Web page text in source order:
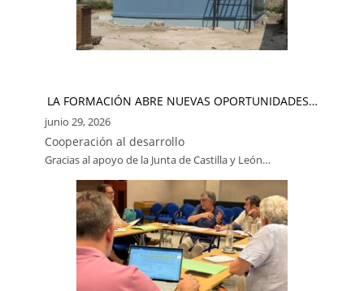
LA FORMACIÓN ABRE NUEVAS OPORTUNIDADES…
junio 29, 2026
Cooperación al desarrollo
Gracias al apoyo de la Junta de Castilla y León…